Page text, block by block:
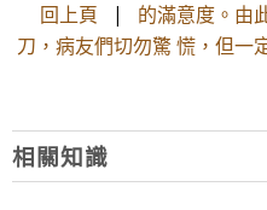
回上頁 | 的滿意度。由
刀，病友們切勿驚 慌，但一
相關知識